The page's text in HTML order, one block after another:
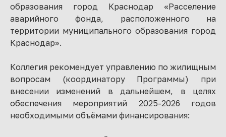
образования город Краснодар «Расселение
аварийного фонда, расположенного на
территории муниципального образования город
Краснодар».
Коллегия рекомендует управлению по жилищным
вопросам (координатору Программы) при
внесении изменений в дальнейшем, в целях
обеспечения мероприятий 2025-2026 годов
необходимыми объёмами финансирования: